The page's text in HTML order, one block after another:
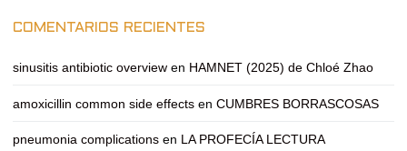
COMENTARIOS RECIENTES
sinusitis antibiotic overview en HAMNET (2025) de Chloé Zhao
amoxicillin common side effects en CUMBRES BORRASCOSAS
pneumonia complications en LA PROFECÍA LECTURA